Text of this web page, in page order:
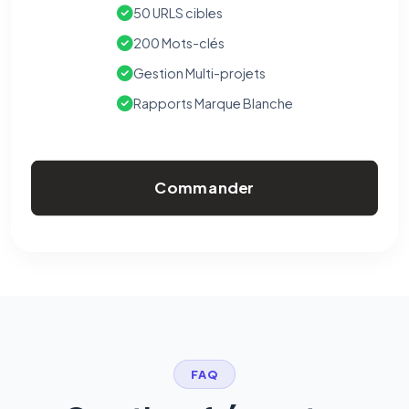
50 URLS cibles
200 Mots-clés
Gestion Multi-projets
Rapports Marque Blanche
Commander
FAQ